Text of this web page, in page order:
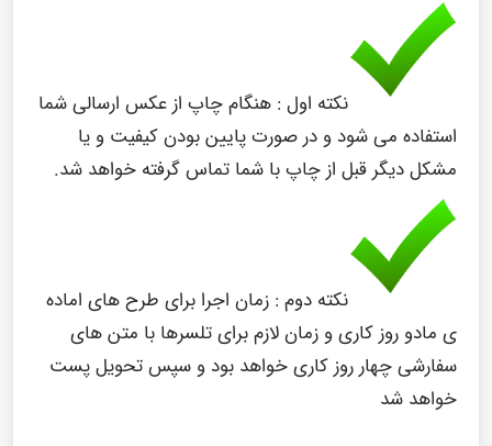
نکته اول : هنگام چاپ از عکس ارسالی شما
استفاده می شود و در صورت پایین بودن کیفیت و یا
مشکل دیگر قبل از چاپ با شما تماس گرفته خواهد شد.
نکته دوم : زمان اجرا برای طرح های اماده
ی مادو روز کاری و زمان لازم برای تلسرها با متن های
سفارشی چهار روز کاری خواهد بود و سپس تحویل پست
خواهد شد